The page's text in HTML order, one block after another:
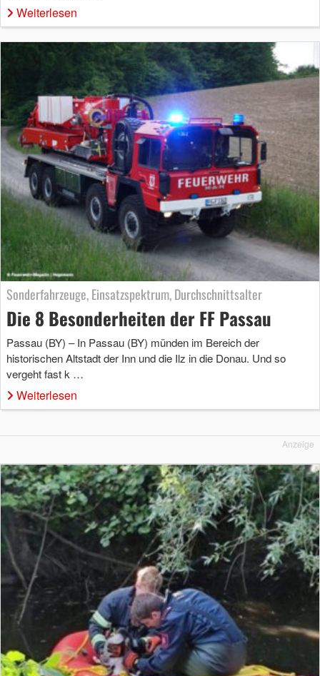
Weiterlesen
Sonderfahrzeuge, Einsatzspektrum, Durchschnittsalter
Die 8 Besonderheiten der FF Passau
Passau (BY) – In Passau (BY) münden im Bereich der
historischen Altstadt der Inn und die Ilz in die Donau. Und so
vergeht fast k …
Weiterlesen
Anzeige